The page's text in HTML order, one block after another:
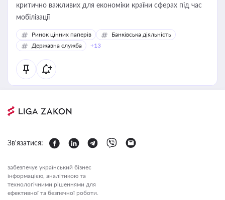
критично важливих для економіки країни сферах під час
мобілізації
Ринок цінних паперів
Банківська діяльність
Державна служба
+13
Зв'язатися:
забезпечує український бізнес
інформацією, аналітикою та
технологічними рішеннями для
ефективної та безпечної роботи.